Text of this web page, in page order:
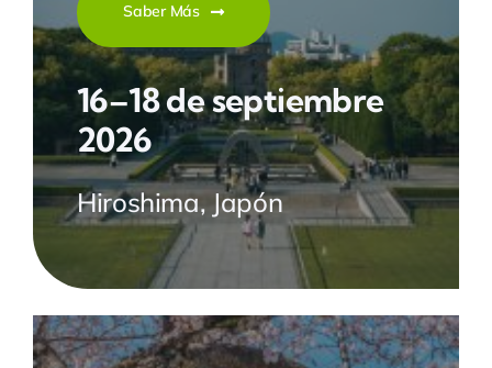
Saber Más
16–18 de septiembre
2026
Hiroshima, Japón